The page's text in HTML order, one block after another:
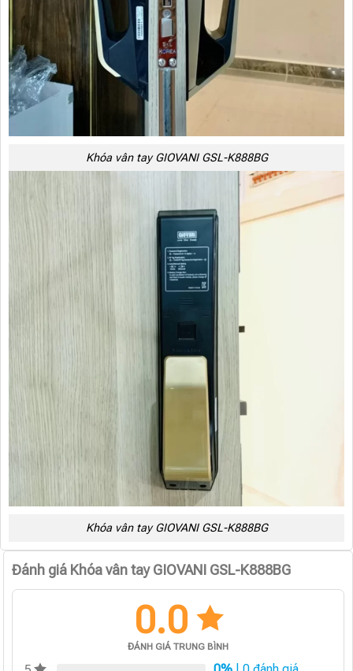
Khóa vân tay GIOVANI GSL-K888BG
Khóa vân tay GIOVANI GSL-K888BG
Đánh giá Khóa vân tay GIOVANI GSL-K888BG
0.0
ĐÁNH GIÁ TRUNG BÌNH